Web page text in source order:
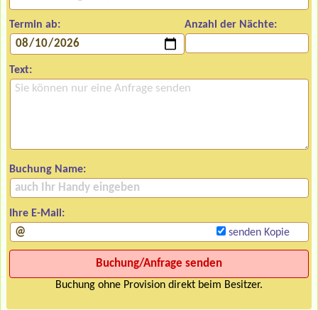
Termin ab: Anzahl der Nächte:
Text:
Buchung Name:
Ihre E-Mail:
senden Kopie
Buchung ohne Provision direkt beim Besitzer.